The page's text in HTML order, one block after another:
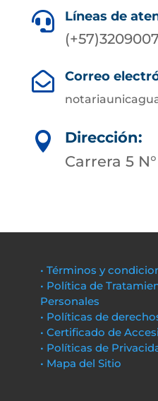
 Líneas de
 Correo

Dirección:
Carrera 5
• Términos y
• Política de
Personales
• Políticas de
• Certificado de
• Políticas de
• Mapa del Sitio